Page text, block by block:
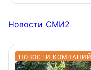
Новости СМИ2
НОВОСТИ КОМПАНИЙ